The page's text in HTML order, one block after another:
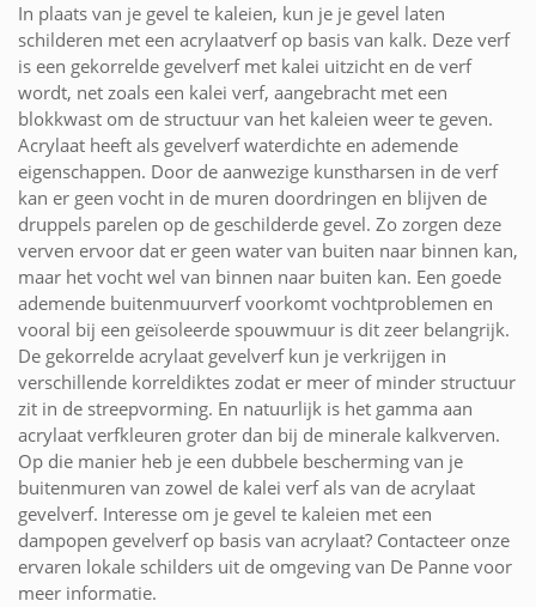
In plaats van je gevel te kaleien, kun je je gevel laten
schilderen met een acrylaatverf op basis van kalk. Deze verf
is een gekorrelde gevelverf met kalei uitzicht en de verf
wordt, net zoals een kalei verf, aangebracht met een
blokkwast om de structuur van het kaleien weer te geven.
Acrylaat heeft als gevelverf waterdichte en ademende
eigenschappen. Door de aanwezige kunstharsen in de verf
kan er geen vocht in de muren doordringen en blijven de
druppels parelen op de geschilderde gevel. Zo zorgen deze
verven ervoor dat er geen water van buiten naar binnen kan,
maar het vocht wel van binnen naar buiten kan. Een goede
ademende buitenmuurverf voorkomt vochtproblemen en
vooral bij een geïsoleerde spouwmuur is dit zeer belangrijk.
De gekorrelde acrylaat gevelverf kun je verkrijgen in
verschillende korreldiktes zodat er meer of minder structuur
zit in de streepvorming. En natuurlijk is het gamma aan
acrylaat verfkleuren groter dan bij de minerale kalkverven.
Op die manier heb je een dubbele bescherming van je
buitenmuren van zowel de kalei verf als van de acrylaat
gevelverf. Interesse om je gevel te kaleien met een
dampopen gevelverf op basis van acrylaat? Contacteer onze
ervaren lokale schilders uit de omgeving van De Panne voor
meer informatie.